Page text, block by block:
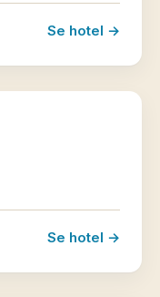
Se hotel →
Se hotel →